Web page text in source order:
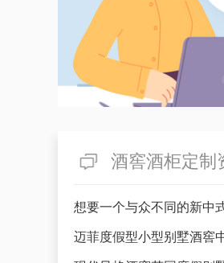
酒窖酒柜定制
想要一个与众不同的新中
迈菲度假型小型别墅酒窖